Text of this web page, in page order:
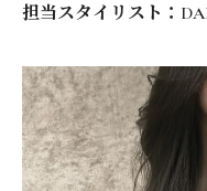
担当スタイリスト：